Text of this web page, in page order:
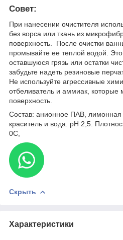
Совет:
При нанесении очистителя
без ворса или ткань из
поверхность. После очистки
промывайте ее теплой водой.
оставшуюся грязь или остатки
забудьте надеть резиновые
Не используйте агрессивные
отбеливатель и аммиак, которые
поверхность.
Состав: анионное ПАВ, лимонная
краситель и вода. pH 2,5.
0С,
Скрыть
Характеристики